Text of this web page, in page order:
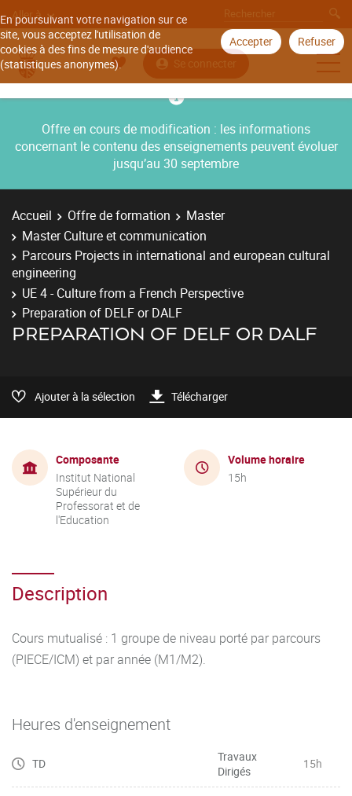
En poursuivant votre navigation sur ce
site, vous acceptez l'utilisation de
cookies à des fins de mesure d'audience
(statistiques anonymes).
Accepter Refuser
Aller à
Se connecter
Offre en cours de modification : les informations
concernant le contenu des enseignements peuvent évoluer
jusqu’au 30 septembre
Accueil Offre de formation
Master
Master Culture et communication
Parcours Projects in international and european cultural
engineering
UE 4 - Culture from a French Perspective
Preparation of DELF or DALF
PREPARATION OF DELF OR DALF
Ajouter à la sélection Télécharger
Composante
Institut National
Supérieur du
Professorat et de
l'Education
Volume horaire
15h
Description
Cours mutualisé : 1 groupe de niveau porté par parcours
(PIECE/ICM) et par année (M1/M2).
Heures d'enseignement
TD
Travaux
Dirigés
15h